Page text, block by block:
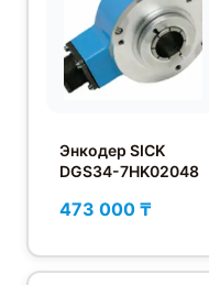
Энкодер SICK
DGS34-7HK02048
473 000 ₸